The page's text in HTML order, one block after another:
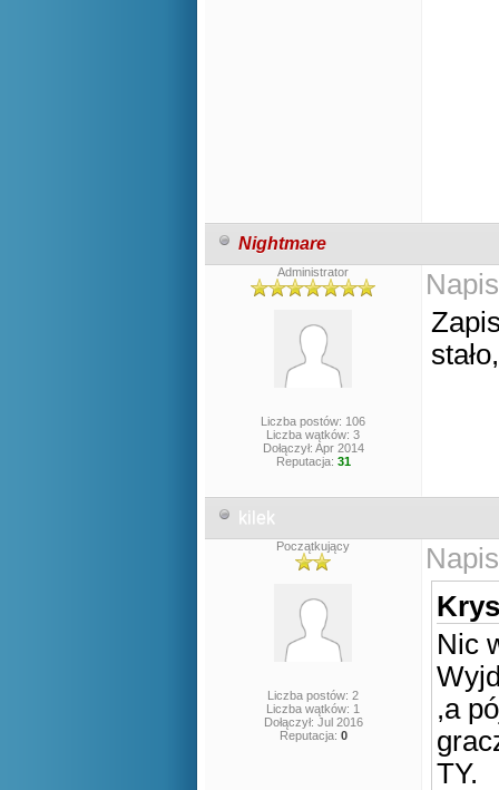
Nightmare
Administrator
Liczba postów: 106
Liczba wątków: 3
Dołączył: Apr 2014
Reputacja: 31
kilek
Początkujący
Liczba postów: 2
Liczba wątków: 1
Dołączył: Jul 2016
Reputacja: 0
Nic
,a
TY.